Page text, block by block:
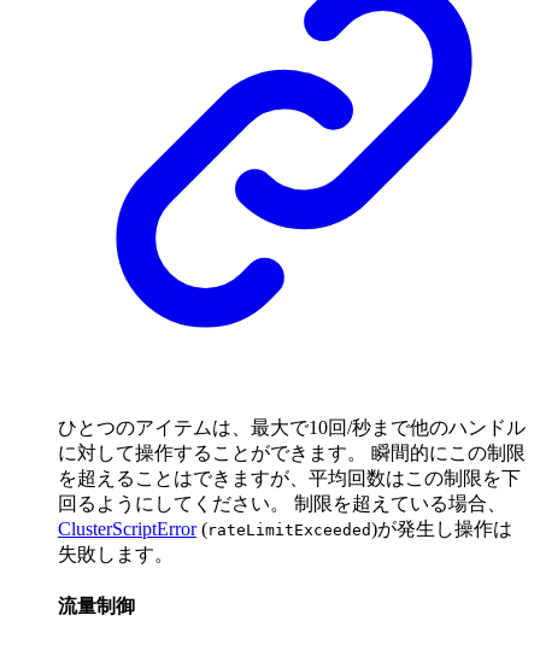
ひとつのアイテムは、最大で10回/秒まで他のハンドル
に対して操作することができます。 瞬間的にこの制限
を超えることはできますが、平均回数はこの制限を下
回るようにしてください。 制限を超えている場合、
ClusterScriptError(rateLimitExceeded)が発生し操作は
失敗します。
流量制御